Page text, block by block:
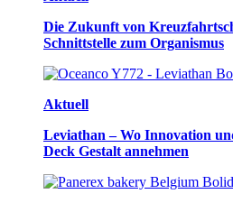
Die Zukunft von
Schnittstelle zum Organismus
Aktuell
Leviathan – Wo Innovation
Deck Gestalt annehmen